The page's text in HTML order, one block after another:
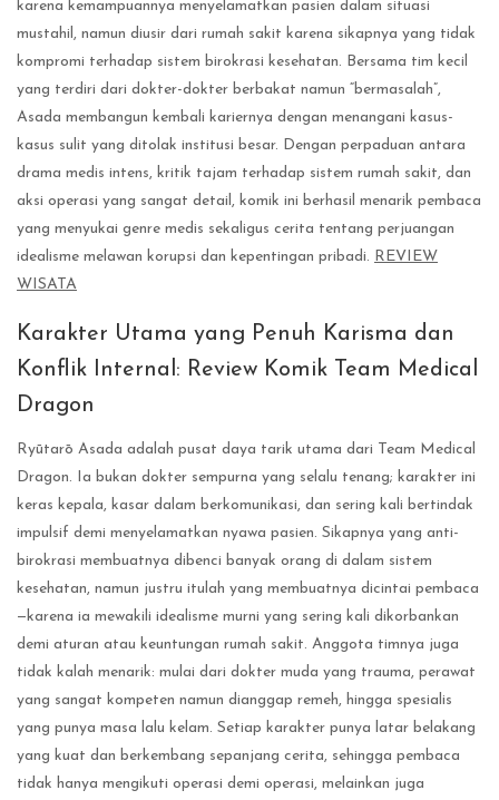
karena kemampuannya menyelamatkan pasien dalam situasi
mustahil, namun diusir dari rumah sakit karena sikapnya yang tidak
kompromi terhadap sistem birokrasi kesehatan. Bersama tim kecil
yang terdiri dari dokter-dokter berbakat namun “bermasalah”,
Asada membangun kembali kariernya dengan menangani kasus-
kasus sulit yang ditolak institusi besar. Dengan perpaduan antara
drama medis intens, kritik tajam terhadap sistem rumah sakit, dan
aksi operasi yang sangat detail, komik ini berhasil menarik pembaca
yang menyukai genre medis sekaligus cerita tentang perjuangan
idealisme melawan korupsi dan kepentingan pribadi. REVIEW
WISATA
Karakter Utama yang Penuh Karisma dan
Konflik Internal: Review Komik Team Medical
Dragon
Ryūtarō Asada adalah pusat daya tarik utama dari Team Medical
Dragon. Ia bukan dokter sempurna yang selalu tenang; karakter ini
keras kepala, kasar dalam berkomunikasi, dan sering kali bertindak
impulsif demi menyelamatkan nyawa pasien. Sikapnya yang anti-
birokrasi membuatnya dibenci banyak orang di dalam sistem
kesehatan, namun justru itulah yang membuatnya dicintai pembaca
—karena ia mewakili idealisme murni yang sering kali dikorbankan
demi aturan atau keuntungan rumah sakit. Anggota timnya juga
tidak kalah menarik: mulai dari dokter muda yang trauma, perawat
yang sangat kompeten namun dianggap remeh, hingga spesialis
yang punya masa lalu kelam. Setiap karakter punya latar belakang
yang kuat dan berkembang sepanjang cerita, sehingga pembaca
tidak hanya mengikuti operasi demi operasi, melainkan juga